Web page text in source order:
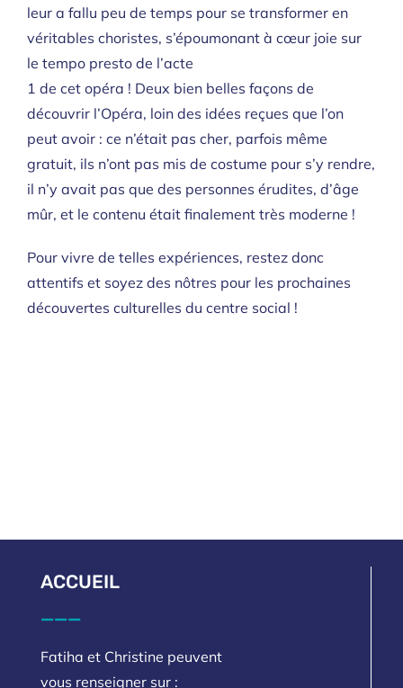
leur a fallu peu de temps pour se transformer en
véritables choristes, s’époumonant à cœur joie sur
le tempo presto de l’acte
1 de cet opéra ! Deux bien belles façons de
découvrir l’Opéra, loin des idées reçues que l’on
peut avoir : ce n’était pas cher, parfois même
gratuit, ils n’ont pas mis de costume pour s’y rendre,
il n’y avait pas que des personnes érudites, d’âge
mûr, et le contenu était finalement très moderne !
Pour vivre de telles expériences, restez donc
attentifs et soyez des nôtres pour les prochaines
découvertes culturelles du centre social !
ACCUEIL
___
Fatiha et Christine peuvent
vous renseigner sur :